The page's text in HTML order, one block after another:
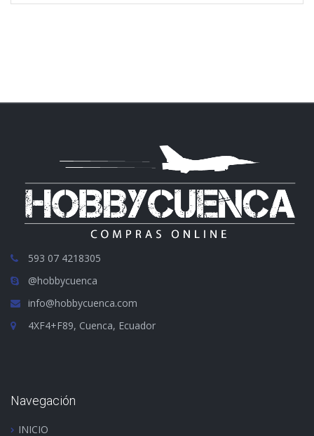
593 07 4218305
@hobbycuenca
info@hobbycuenca.com
4XF4+F89, Cuenca, Ecuador
Navegación
INICIO